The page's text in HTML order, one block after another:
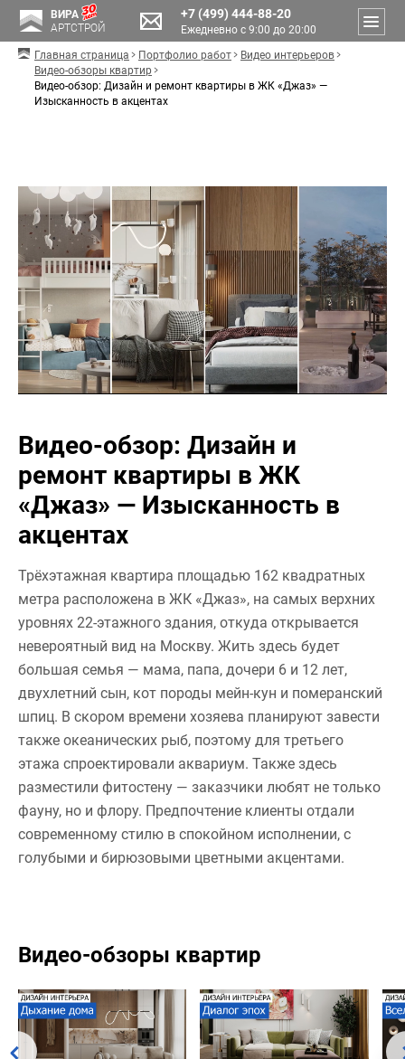
ВИРА
АРТСТРОЙ
+7 (499) 444-88-20
Ежедневно с 9:00 до 20:00
Главная страница
Портфолио работ
Видео интерьеров
Видео-обзоры квартир
Видео-обзор: Дизайн и ремонт квартиры в ЖК «Джаз» —
Изысканность в акцентах
Видео-обзор: Дизайн и
ремонт квартиры в ЖК
«Джаз» — Изысканность в
акцентах
Трёхэтажная квартира площадью 162 квадратных
метра расположена в ЖК «Джаз», на самых верхних
уровнях 22-этажного здания, откуда открывается
невероятный вид на Москву. Жить здесь будет
большая семья — мама, папа, дочери 6 и 12 лет,
двухлетний сын, кот породы мейн-кун и померанский
шпиц. В скором времени хозяева планируют завести
также океанических рыб, поэтому для третьего
этажа спроектировали аквариум. Также здесь
разместили фитостену — заказчики любят не только
фауну, но и флору. Предпочтение клиенты отдали
современному стилю в спокойном исполнении, с
голубыми и бирюзовыми цветными акцентами.
Видео-обзоры квартир